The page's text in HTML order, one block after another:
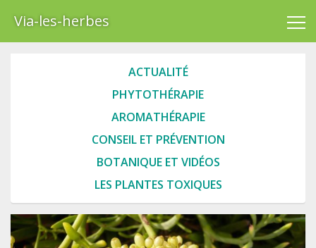
Via-les-herbes
ACTUALITÉ
PHYTOTHÉRAPIE
AROMATHÉRAPIE
CONSEIL ET PRÉVENTION
BOTANIQUE ET VIDÉOS
LES PLANTES TOXIQUES